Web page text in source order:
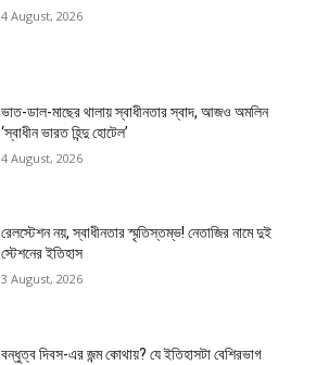
4 August, 2026
ভাত-ডাল-মাছের থালায় স্বাধীনতার স্বাদ, আজও অমলিন
‘স্বাধীন ভারত হিন্দু হোটেল’
4 August, 2026
রেলস্টেশন নয়, স্বাধীনতার স্মৃতিস্তম্ভ! নেতাজির নামে দুই
স্টেশনের ইতিহাস
3 August, 2026
বন্ধুত্ব দিবস-এর জন্ম কোথায়? যে ইতিহাসটা বেশিরভাগ